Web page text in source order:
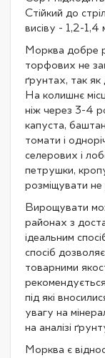
Стійкий до
висіву - 1,2-1,4
Морква добре
торфових не
ґрунтах, так
На колишнє
ніж через 3-4
капуста,
томати і
селерових і
петрушки,
розміщувати
Вирощувати
районах з
ідеальним
спосіб
товарними
під які
увагу на
на аналізі
Морква є